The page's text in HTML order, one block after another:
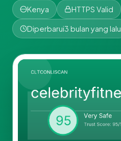
Kenya HTTPS Valid
Diperbarui3 bulan yang lalu